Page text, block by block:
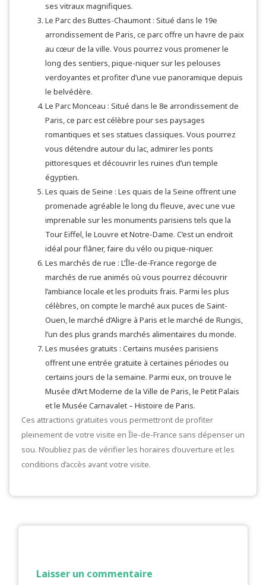
ses vitraux magnifiques.
Le Parc des Buttes-Chaumont : Situé dans le 19e
arrondissement de Paris, ce parc offre un havre de paix
au cœur de la ville. Vous pourrez vous promener le
long des sentiers, pique-niquer sur les pelouses
verdoyantes et profiter d’une vue panoramique depuis
le belvédère.
Le Parc Monceau : Situé dans le 8e arrondissement de
Paris, ce parc est célèbre pour ses paysages
romantiques et ses statues classiques. Vous pourrez
vous détendre autour du lac, admirer les ponts
pittoresques et découvrir les ruines d’un temple
égyptien.
Les quais de Seine : Les quais de la Seine offrent une
promenade agréable le long du fleuve, avec une vue
imprenable sur les monuments parisiens tels que la
Tour Eiffel, le Louvre et Notre-Dame. C’est un endroit
idéal pour flâner, faire du vélo ou pique-niquer.
Les marchés de rue : L’Île-de-France regorge de
marchés de rue animés où vous pourrez découvrir
l’ambiance locale et les produits frais. Parmi les plus
célèbres, on compte le marché aux puces de Saint-
Ouen, le marché d’Aligre à Paris et le marché de Rungis,
l’un des plus grands marchés alimentaires du monde.
Les musées gratuits : Certains musées parisiens
offrent une entrée gratuite à certaines périodes ou
certains jours de la semaine. Parmi eux, on trouve le
Musée d’Art Moderne de la Ville de Paris, le Petit Palais
et le Musée Carnavalet – Histoire de Paris.
Ces attractions gratuites vous permettront de profiter
pleinement de votre visite en Île-de-France sans dépenser un
sou. N’oubliez pas de vérifier les horaires d’ouverture et les
conditions d’accès avant votre visite.
Laisser un commentaire